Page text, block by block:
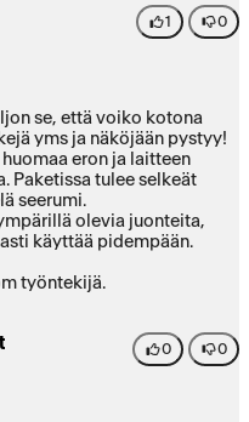
1 0
se, että voiko kotona
yms ja näköjään pystyy!
eron ja laitteen
Paketissa tulee selkeät
seerumi.
olevia juonteita,
käyttää pidempään.
työntekijä.
0 0